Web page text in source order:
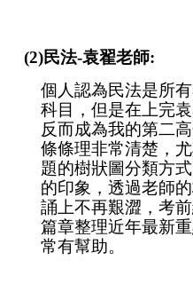
(2)民法-袁翟老師:
個人認為民法是所
科目，但是在上完
反而成為我的第二
條條理非常清楚，
題的樹狀圖分類方
的印象，透過老師
誦上不再艱澀，考
篇章整理近年最新
常有幫助。